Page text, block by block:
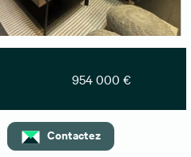
954 000 €
Contactez
180 m²- Non divisible
Envoyer un message